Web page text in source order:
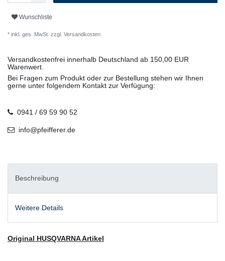
Wunschliste
* inkl. ges. MwSt. zzgl. Versandkosten
Versandkostenfrei innerhalb Deutschland ab 150,00 EUR
Warenwert.
Bei Fragen zum Produkt oder zur Bestellung stehen wir Ihnen
gerne unter folgendem Kontakt zur Verfügung:
0941 / 69 59 90 52
info@pfeifferer.de
Beschreibung
Weitere Details
Original HUSQVARNA Artikel